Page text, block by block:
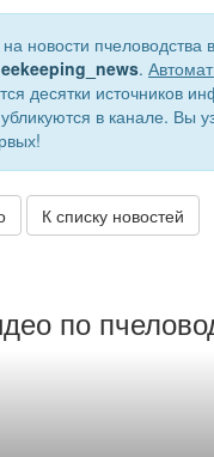
новости пчеловодства
.
десятки источников
в канале. Вы
К списку новостей
по